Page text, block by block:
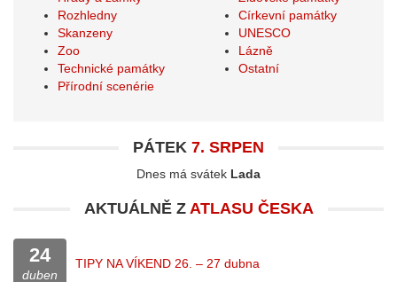
Rozhledny
Skanzeny
Zoo
Technické památky
Přírodní scenérie
Církevní památky
UNESCO
Lázně
Ostatní
PÁTEK 7. SRPEN
Dnes má svátek Lada
AKTUÁLNĚ Z ATLASU ČESKA
24
duben
TIPY NA VÍKEND 26. – 27 dubna